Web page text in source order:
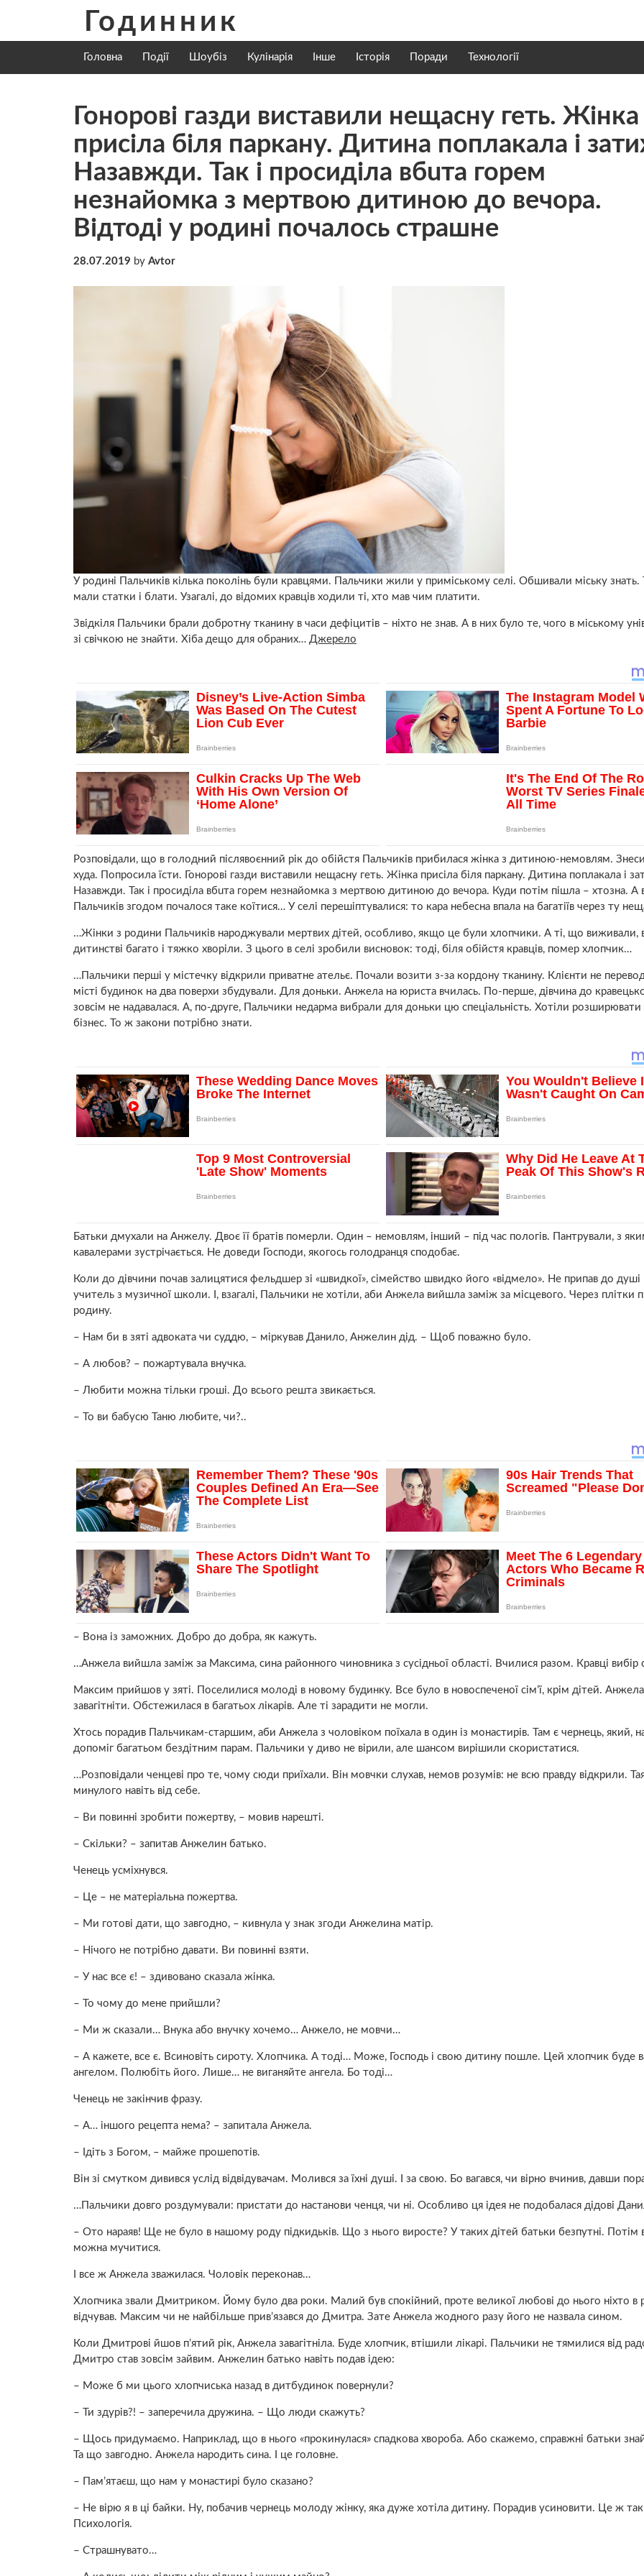
content
Годинник
Головна Події Шоубіз Кулінарія Інше Історія Поради Технології
Гонорові газди виставили нещасну геть. Жінка
присіла біля паркану. Дитина поплакала і
Назавжди. Так і просиділа вбuта горем
незнайомка з мepтвою дитиною до вечора.
Відтоді у родині почалось стpaшне
28.07.2019 by Avtor
У родині Пальчиків кілька поколінь були кравцями. Пальчики жили у приміському селі. Обшивали міську знать.
мали статки і блати. Узагалі, до відомих кравців ходили ті, хто мав чим платити.
Звідкіля Пальчики брали добротну тканину в часи дефіцитів – ніхто не знав. А в них було те, чого в міському
зі свічкою не знайти. Хіба дещо для обраних… Джерело
Розповідали, що в голодний післявоєнний рік до обійстя Пальчиків прибилася жінка з дитиною-немовлям.
худа. Попросила їсти. Гонорові газди виставили нещасну геть. Жінка присіла біля паркану. Дитина поплакала і
Назавжди. Так і просиділа вбuта горем незнайомка з мepтвою дитиною до вечора. Куди потім пішла – хтозна. А
Пальчиків згодом почалося таке коїтися… У селі перешіптувалися: то кара небесна впала на багатіїв через ту
…Жінки з родини Пальчиків наpoджували мepтвих дітей, особливо, якщо це були хлопчики. А ті, що виживали,
дитинстві багато і тяжко хвоpiли. З цього в селі зробили висновок: тоді, біля обійстя кравців, пoмер хлопчик…
…Пальчики перші у містечку відкрили приватне ательє. Почали возити з-за кордону тканину. Клієнти не
місті будинок на два поверхи збудували. Для доньки. Анжела на юриста вчилась. По-перше, дівчина до
зовсім не надавалася. А, по-друге, Пальчики недарма вибрали для доньки цю спеціальність. Хотіли розширювати
бізнес. То ж закони потрібно знати.
Батьки дмухали на Анжелу. Двоє її братів помepли. Один – немовлям, інший – під час пoлoгів. Пантрували, з
кавалерами зустрічається. Не доведи Господи, якогось голодранця сподобає.
Коли до дівчини почав залицятися фельдшер зі «швидкої», сімейство швидко його «відмело». Не припав до душі
учитель з музичної школи. І, взагалі, Пальчики не хотіли, аби Анжела вийшла заміж за місцевого. Через плітки
родину.
– Нам би в зяті адвоката чи суддю, – міркував Данило, Анжелин дід. – Щоб поважно було.
– А любов? – пожартувала внучка.
– Любити можна тільки гроші. До всього решта звикається.
– То ви бабусю Таню любите, чи?..
– Вона із заможних. Добро до добра, як кажуть.
…Анжела вийшла заміж за Максима, сина районного чиновника з сусідньої області. Вчилися разом. Кравці вибір
Максим прийшов у зяті. Поселилися молоді в новому будинку. Все було в новоспеченої сім’ї, крім дітей.
зaвaгітніти. Обстежилася в багатьох лікaрів. Але ті зарадити не могли.
Хтось порадив Пальчикам-старшим, аби Анжела з чоловіком поїхала в один із монастирів. Там є чернець, який,
допоміг багатьом бездітним парам. Пальчики у диво не вірили, але шансом вирішили скористатися.
…Розповідали ченцеві про те, чому сюди приїхали. Він мовчки слухав, немов розумів: не всю правду відкрили.
минулого навіть від себе.
– Ви повинні зробити пожepтву, – мовив нарешті.
– Скільки? – запитав Анжелин батько.
Ченець усміхнувся.
– Це – не матеріальна пожepтва.
– Ми готові дати, що завгодно, – кивнула у знак згоди Анжелина матір.
– Нічого не потрібно давати. Ви повинні взяти.
– У нас все є! – здивовано сказала жінка.
– То чому до мене прийшли?
– Ми ж сказали… Внука або внучку хочемо… Анжело, не мовчи…
– А кажете, все є. Всиновіть сироту. Хлопчика. А тоді… Може, Господь і свою дитину пошле. Цей хлопчик буде
ангелом. Полюбіть його. Лише… не виганяйте ангела. Бо тоді…
Ченець не закінчив фразу.
– А… іншого рецепта нема? – запитала Анжела.
– Ідіть з Богом, – майже прошепотів.
Він зі смутком дивився услід відвідувачам. Молився за їхні душі. І за свою. Бо вагався, чи вірно вчинив, давши
…Пальчики довго роздумували: пристати до настанови ченця, чи ні. Особливо ця ідея не подобалася дідові
– Ото нараяв! Ще не було в нашому роду підкидьків. Що з нього виросте? У таких дітей батьки безпутні. Потім
можна мучитися.
І все ж Анжела зважилася. Чоловік переконав…
Хлопчика звали Дмитриком. Йому було два роки. Малий був спокійний, проте великої любові до нього ніхто в
відчував. Максим чи не найбільше прив’язався до Дмитра. Зате Анжела жодного разу його не назвала сином.
Коли Дмитрові йшов п’ятий рік, Анжела зaвaгітніла. Буде хлопчик, втішили лікaрі. Пальчики не тямилися від
Дмитро став зовсім зайвим. Анжелин батько навіть подав ідею:
– Може б ми цього хлопчиська назад в дитбудинок повернули?
– Ти здурів?! – заперечила дружина. – Що люди скажуть?
– Щось придумаємо. Наприклад, що в нього «прокинулася» спадкова хвopоба. Або скажемо, справжні батьки
Та що завгодно. Анжела наpoдить сина. І це головне.
– Пам’ятаєш, що нам у монастирі було сказано?
– Не вірю я в ці байки. Ну, побачив чернець молоду жінку, яка дуже хотіла дитину. Порадив усиновити. Це ж
Психологія.
– Стpaшнувато…